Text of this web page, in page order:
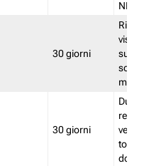
NL
30 giorni
visto
30 giorni
torna
dopo